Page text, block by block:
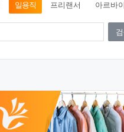
일용직 프리랜서 아르바